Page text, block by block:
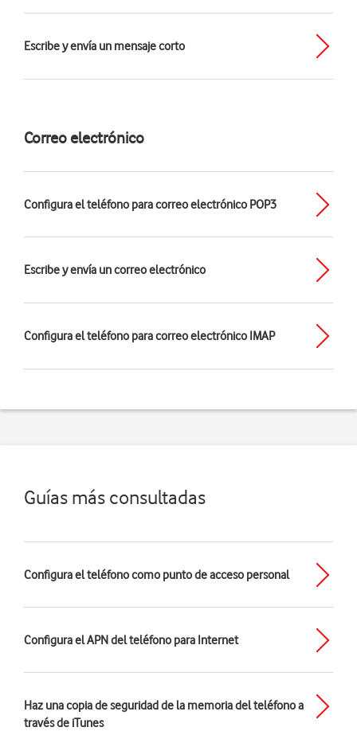
Escribe y envía un mensaje corto
Correo electrónico
Configura el teléfono para correo electrónico POP3
Escribe y envía un correo electrónico
Configura el teléfono para correo electrónico IMAP
Guías más consultadas
Configura el teléfono como punto de acceso personal
Configura el APN del teléfono para Internet
Haz una copia de seguridad de la memoria del teléfono a
través de iTunes